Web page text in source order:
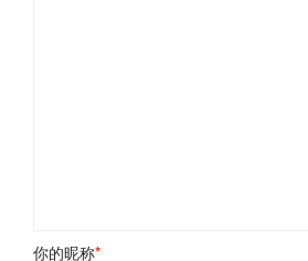
你的昵称*